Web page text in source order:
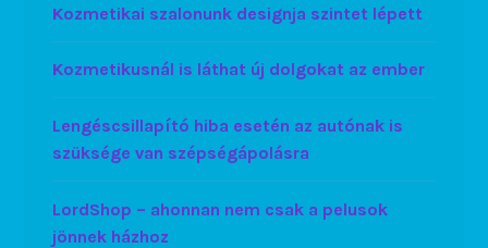
Kozmetikai szalonunk designja szintet lépett
Kozmetikusnál is láthat új dolgokat az ember
Lengéscsillapító hiba esetén az autónak is
szüksége van szépségápolásra
LordShop – ahonnan nem csak a pelusok
jönnek házhoz